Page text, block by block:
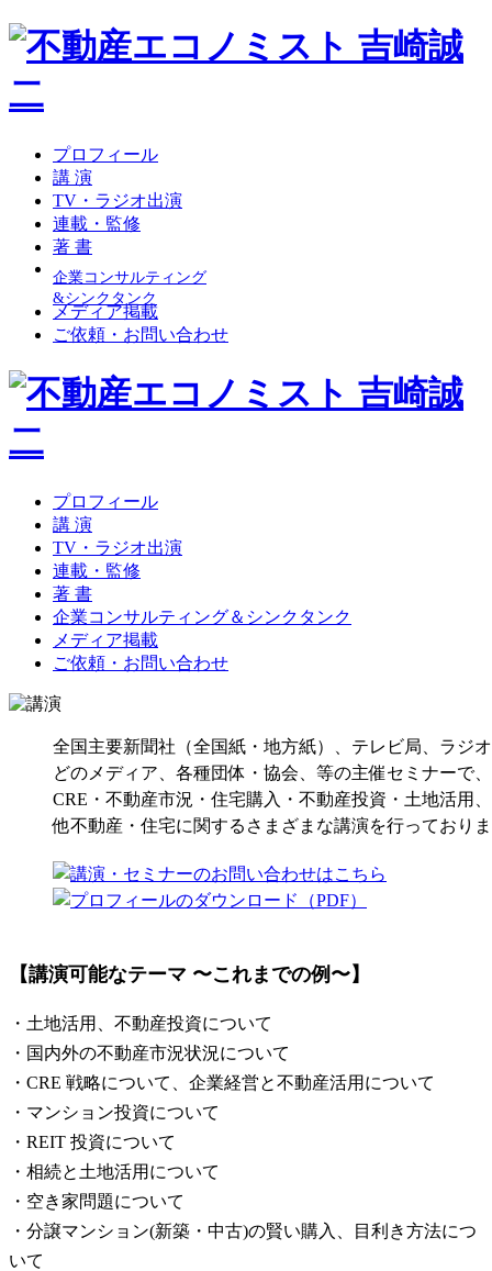
プロフィール
講 演
TV・ラジオ出演
連載・監修
著 書
企業コンサルティング
&シンクタンク
メディア掲載
ご依頼・お問い合わせ
プロフィール
講 演
TV・ラジオ出演
連載・監修
著 書
企業コンサルティング＆シンクタンク
メディア掲載
ご依頼・お問い合わせ
全国主要新聞社（全国紙・地方紙）、テレビ局、ラジ
どのメディア、各種団体・協会、等の主催セミナーで、
CRE・不動産市況・住宅購入・不動産投資・土地活用
他不動産・住宅に関するさまざまな講演を行っており
【講演可能なテーマ 〜これまでの例〜】
・土地活用、不動産投資について
・国内外の不動産市況状況について
・CRE 戦略について、企業経営と不動産活用について
・マンション投資について
・REIT 投資について
・相続と土地活用について
・空き家問題について
・分譲マンション(新築・中古)の賢い購入、目利き方法につ
いて